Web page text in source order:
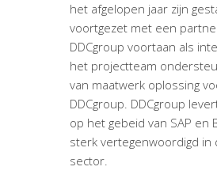
het afgelopen jaar zijn
voortgezet met een
DDCgroup voortaan als
het projectteam
van maatwerk oplossing
DDCgroup. DDCgroup
op het gebeid van SAP en
sterk vertegenwoordigd
sector.